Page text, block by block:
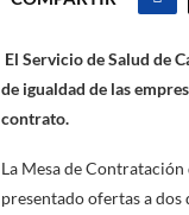
El Servicio de Salud de
de igualdad de las
contrato.
La Mesa de
presentado ofertas a